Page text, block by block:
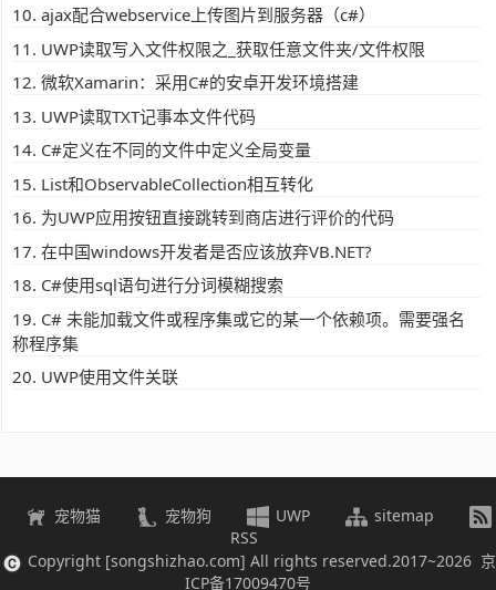
ajax配合webservice上传图片到服务器（c#）
UWP读取写入文件权限之_获取任意文件夹/文件权限
微软Xamarin：采用C#的安卓开发环境搭建
UWP读取TXT记事本文件代码
C#定义在不同的文件中定义全局变量
List和ObservableCollection相互转化
为UWP应用按钮直接跳转到商店进行评价的代码
在中国windows开发者是否应该放弃VB.NET?
C#使用sql语句进行分词模糊搜索
C# 未能加载文件或程序集或它的某一个依赖项。需要强名
称程序集
UWP使用文件关联
宠物猫 宠物狗 UWP
sitemap
RSS
Copyright [songshizhao.com] All rights reserved.2017~2026 京
ICP备17009470号